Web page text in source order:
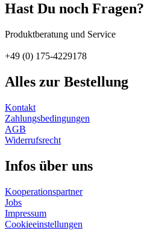
Hast Du noch Fragen?
Produktberatung und Service
+49 (0) 175-4229178
Alles zur Bestellung
Kontakt
Zahlungs­bedingungen
AGB
Widerrufs­recht
Infos über uns
Kooperations­partner
Jobs
Impressum
Cookie­einstellungen